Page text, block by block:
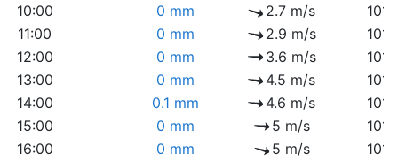
10:00
0 mm 2.7 m/s
11:00
0 mm 2.9 m/s
12:00
0 mm 3.6 m/s
13:00
0 mm 4.5 m/s
14:00
0.1 mm 4.6 m/s
15:00
0 mm 5 m/s
16:00
0 mm 5 m/s